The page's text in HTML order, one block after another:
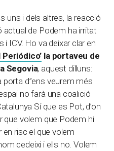
uns i dels altres, la reacció
actual de Podem ha irritat
ICV. Ho va deixar clar en
Periódico’ la portaveu de
Segovia, aquest dilluns:
porta d”ens veurem més
no farà una coalició
Sí que es Pot, d’on
que volem que Podem hi
en risc el que volem
cedeixi i ells no. Volem